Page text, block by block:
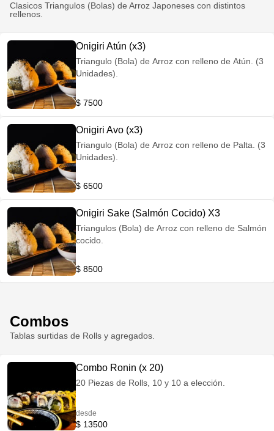
Clasicos Triangulos (Bolas) de Arroz Japoneses con distintos
rellenos.
Onigiri Atún (x3)
Triangulo (Bola) de Arroz con relleno de Atún. (3
Unidades).
$ 7500
Onigiri Avo (x3)
Triangulo (Bola) de Arroz con relleno de Palta. (3
Unidades).
$ 6500
Onigiri Sake (Salmón Cocido) X3
Triangulos (Bola) de Arroz con relleno de Salmón
cocido.
$ 8500
Combos
Tablas surtidas de Rolls y agregados.
Combo Ronin (x 20)
20 Piezas de Rolls, 10 y 10 a elección.
desde
$ 13500